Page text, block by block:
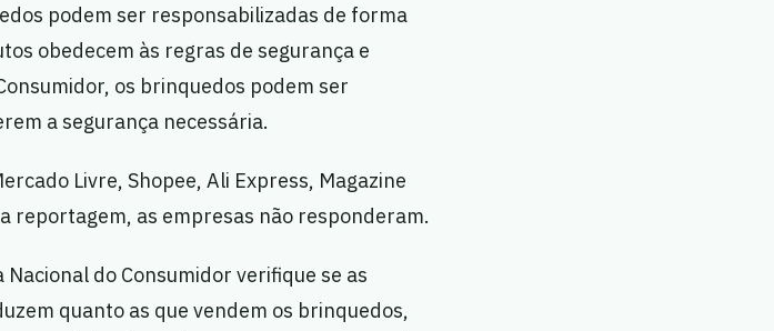
podem ser responsabilizadas de forma
obedecem às regras de segurança e
os brinquedos podem ser
a segurança necessária.
Livre, Shopee, Ali Express, Magazine
reportagem, as empresas não responderam.
do Consumidor verifique se as
quanto as que vendem os brinquedos,